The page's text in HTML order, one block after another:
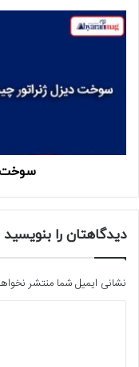
سوخت
دیدگاهتان را بنویسید
نشانی ایمیل شما منتشر